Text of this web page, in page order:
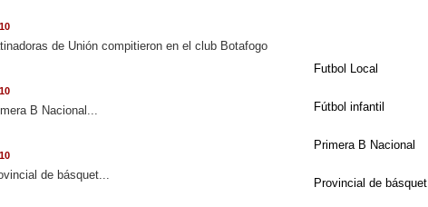
de Unión compitieron en el club Botafogo
B Nacional...
de básquet...
Futbol Local
Fútbol infantil
Primera B Nacional
Provincial de básquet